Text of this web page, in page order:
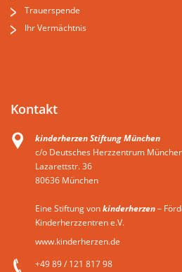
Trauerspende
Ihr Vermächtnis
Kontakt
kinderherzen Stiftung München
c/o Deutsches Herzzentrum
Lazarettstr. 36
80636 München
Eine Stiftung vonkinderherzen–
Kinderherzzentren e.V.
www.kinderherzen.de
+49 89 / 121 817 98